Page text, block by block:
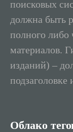
поисковых
должна быть
полного либо
материалов.
изданий) –
подзаголовке
Облако